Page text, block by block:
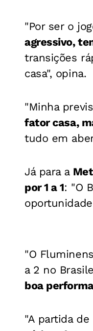
"Por ser o
agressivo,
transições
casa", opina.
"Minha
fator casa,
tudo em
Já para a
por 1 a 1: "O
"O
a 2 no
boa
"A partida